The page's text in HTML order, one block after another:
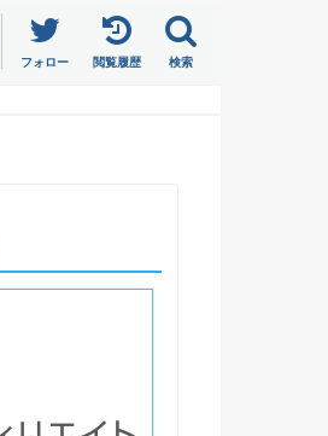
フォロー 閲覧履歴 検索